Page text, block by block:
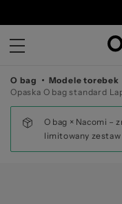
O bag Modele torebek
Opaska O bag standard
O bag × Nacomi –
limitowany